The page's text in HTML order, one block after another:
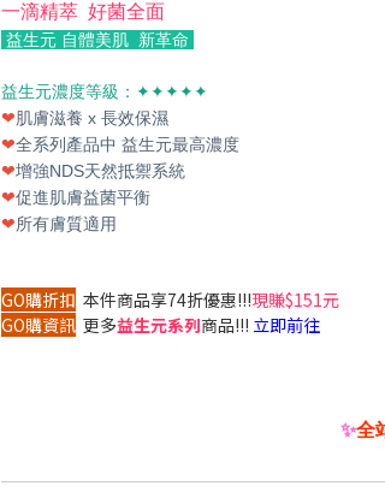
一滴精萃 好菌全面
益生元 自體美肌 新革命
益生元濃度等級：✦✦✦✦✦
❤肌膚滋養 x 長效保濕
❤全系列產品中 益生元最高濃度
❤增強NDS天然抵禦系統
❤促進肌膚益菌平衡
❤所有膚質適用
GO購折扣 本件商品享74折優惠!!!現賺$151元
GO購資訊 更多益生元系列商品!!! 立即前往
✨全